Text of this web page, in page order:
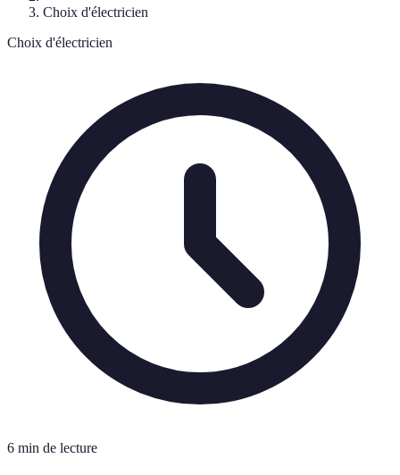
Choix d'électricien
Choix d'électricien
6 min de lecture